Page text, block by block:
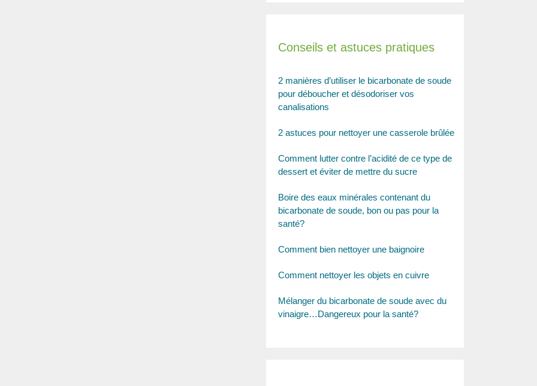
Conseils et astuces pratiques
2 manières d’utiliser le bicarbonate de soude
pour déboucher et désodoriser vos
canalisations
2 astuces pour nettoyer une casserole brûlée
Comment lutter contre l’acidité de ce type de
dessert et éviter de mettre du sucre
Boire des eaux minérales contenant du
bicarbonate de soude, bon ou pas pour la
santé?
Comment bien nettoyer une baignoire
Comment nettoyer les objets en cuivre
Mélanger du bicarbonate de soude avec du
vinaigre…Dangereux pour la santé?